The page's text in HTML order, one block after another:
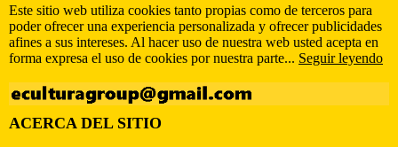
Este sitio web utiliza cookies tanto propias como de terceros para
poder ofrecer una experiencia personalizada y ofrecer publicidades
afines a sus intereses. Al hacer uso de nuestra web usted acepta en
forma expresa el uso de cookies por nuestra parte... Seguir leyendo
ACERCA DEL SITIO